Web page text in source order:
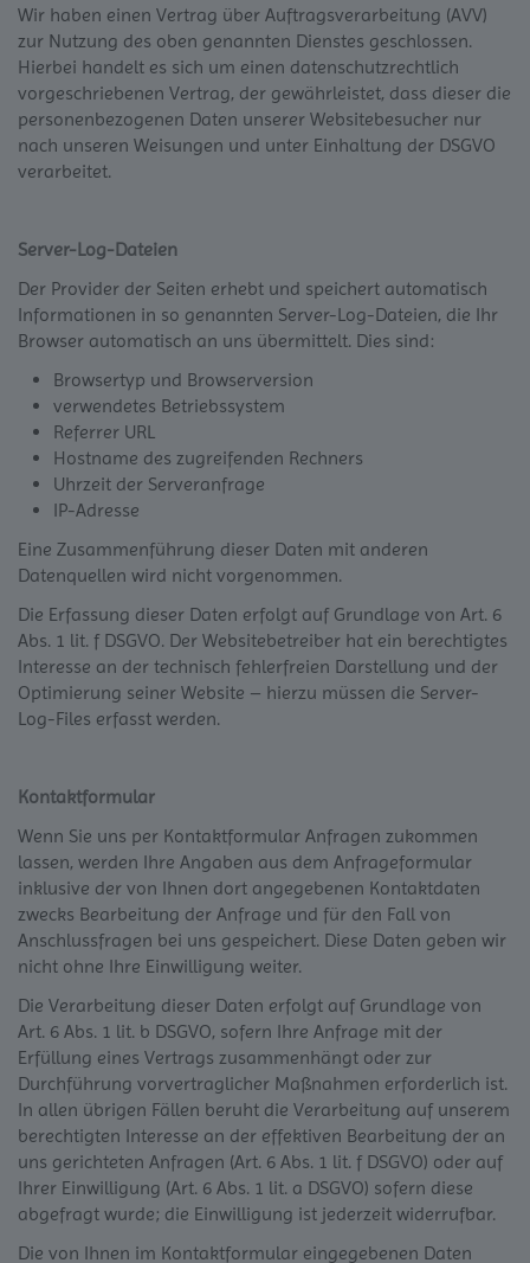
Wir haben einen Vertrag über Auftragsverarbeitung (AVV)
zur Nutzung des oben genannten Dienstes geschlossen.
Hierbei handelt es sich um einen datenschutzrechtlich
vorgeschriebenen Vertrag, der gewährleistet, dass dieser die
personenbezogenen Daten unserer Websitebesucher nur
nach unseren Weisungen und unter Einhaltung der DSGVO
verarbeitet.
Server-Log-Dateien
Der Provider der Seiten erhebt und speichert automatisch
Informationen in so genannten Server-Log-Dateien, die Ihr
Browser automatisch an uns übermittelt. Dies sind:
Browsertyp und Browserversion
verwendetes Betriebssystem
Referrer URL
Hostname des zugreifenden Rechners
Uhrzeit der Serveranfrage
IP-Adresse
Eine Zusammenführung dieser Daten mit anderen
Datenquellen wird nicht vorgenommen.
Die Erfassung dieser Daten erfolgt auf Grundlage von Art. 6
Abs. 1 lit. f DSGVO. Der Websitebetreiber hat ein berechtigtes
Interesse an der technisch fehlerfreien Darstellung und der
Optimierung seiner Website – hierzu müssen die Server-
Log-Files erfasst werden.
Kontaktformular
Wenn Sie uns per Kontaktformular Anfragen zukommen
lassen, werden Ihre Angaben aus dem Anfrageformular
inklusive der von Ihnen dort angegebenen Kontaktdaten
zwecks Bearbeitung der Anfrage und für den Fall von
Anschlussfragen bei uns gespeichert. Diese Daten geben wir
nicht ohne Ihre Einwilligung weiter.
Die Verarbeitung dieser Daten erfolgt auf Grundlage von
Art. 6 Abs. 1 lit. b DSGVO, sofern Ihre Anfrage mit der
Erfüllung eines Vertrags zusammenhängt oder zur
Durchführung vorvertraglicher Maßnahmen erforderlich ist.
In allen übrigen Fällen beruht die Verarbeitung auf unserem
berechtigten Interesse an der effektiven Bearbeitung der an
uns gerichteten Anfragen (Art. 6 Abs. 1 lit. f DSGVO) oder auf
Ihrer Einwilligung (Art. 6 Abs. 1 lit. a DSGVO) sofern diese
abgefragt wurde; die Einwilligung ist jederzeit widerrufbar.
Die von Ihnen im Kontaktformular eingegebenen Daten